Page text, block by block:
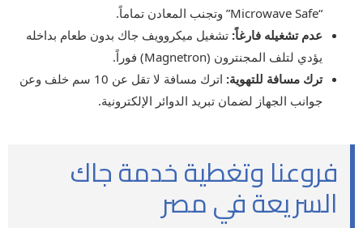
“Microwave Safe” وتجنب المعادن تماماً.
عدم تشغيله فارغاً: تشغيل ميكروويف جاك بدون طعام بداخله
يؤدي لتلف المجنترون (Magnetron) فوراً.
ترك مسافة للتهوية:
اترك مسافة لا تقل عن 10 سم خلف وعن
جوانب الجهاز لضمان تبريد الدوائر الإلكترونية.
فروعنا وتغطية خدمة جاك
السريعة في مصر